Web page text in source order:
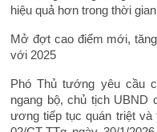
hiệu quả hơn trong thời
Mở đợt cao điểm mới,
với 2025
Phó Thủ tướng yêu cầu
ngang bộ, chủ tịch UBND
ương tiếp tục quán triệt